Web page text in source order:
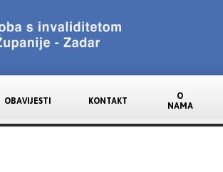
OBAVIJESTI KONTAKT
O
NAMA